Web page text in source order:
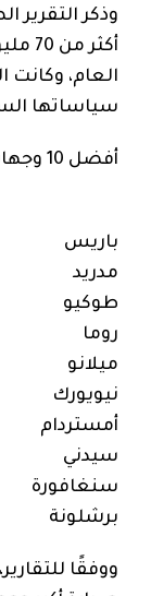
وذكر التقرير
العام،
سياساتها
أفضل 10 وجهات سياحية لعام 2024
باريس
مدريد
طوكيو
روما
ميلانو
نيويورك
أمستردام
سيدني
سنغافورة
برشلونة
ووفقًا